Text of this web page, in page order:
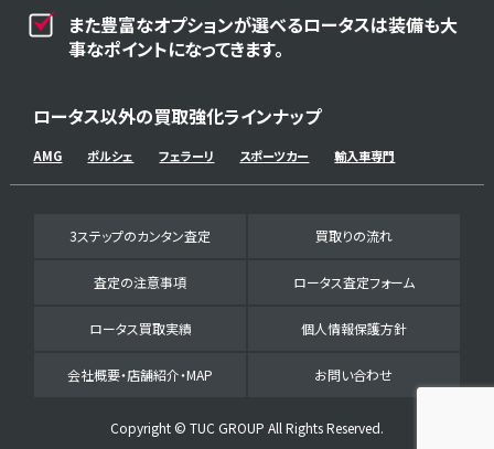
また豊富なオプションが選べるロータスは装備も大
事なポイントになってきます。
ロータス以外の買取強化ラインナップ
AMG ポルシェ フェラーリ スポーツカー 輸入車専門
3ステップのカンタン査定 買取りの流れ
査定の注意事項 ロータス査定フォーム
ロータス買取実績 個人情報保護方針
会社概要・店舗紹介・MAP お問い合わせ
Copyright © TUC GROUP All Rights Reserved.